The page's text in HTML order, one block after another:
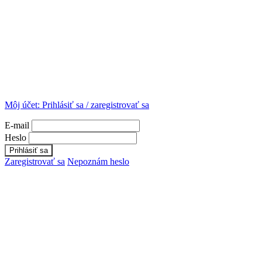
Môj účet: Prihlásiť sa / zaregistrovať sa
E-mail
Heslo
Zaregistrovať sa Nepoznám heslo